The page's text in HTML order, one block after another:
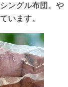
ングル布団。や
います。